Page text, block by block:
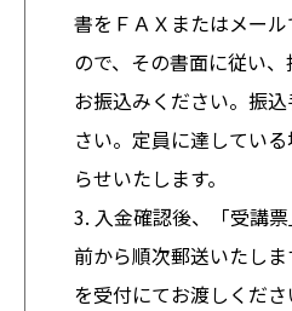
書をＦＡＸまたはメー
ので、その書面に従い
お振込みください。振
さい。定員に達してい
らせいたします。
3. 入金確認後、「受講
前から順次郵送いたしま
を受付にてお渡しくださ